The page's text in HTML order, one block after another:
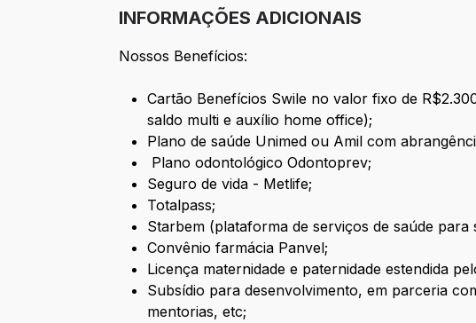
INFORMAÇÕES ADICIONAIS
Nossos Benefícios:
Cartão Benefícios Swile no valor fixo de
saldo multi e auxílio home office);
Plano de saúde Unimed ou Amil com
Plano odontológico Odontoprev;
Seguro de vida - Metlife;
Totalpass;
Starbem (plataforma de serviços de saúde
Convênio farmácia Panvel;
Licença maternidade e paternidade estendida
Subsídio para desenvolvimento, em parceria
mentorias, etc;